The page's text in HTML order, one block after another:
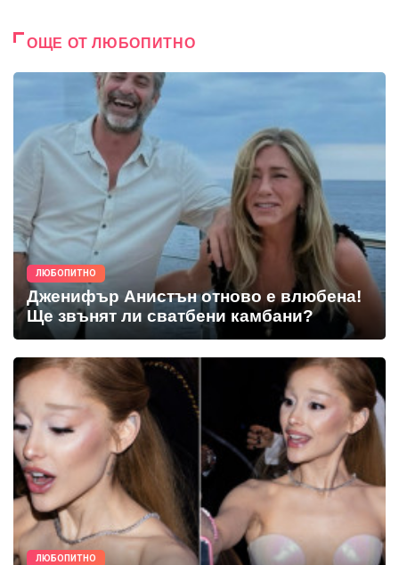
ОЩЕ ОТ ЛЮБОПИТНО
ЛЮБОПИТНО
Дженифър Анистън отново е влюбена!
Ще звънят ли сватбени камбани?
ЛЮБОПИТНО